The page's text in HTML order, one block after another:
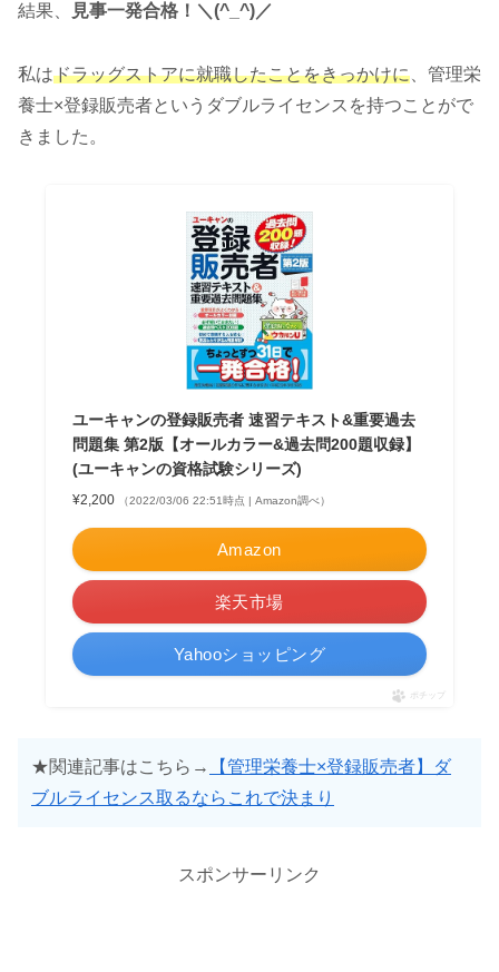
結果、 見事一発合格！＼(^_^)／
私はドラッグストアに就職したことをきっかけに 、管理栄
養士×登録販売者というダブルライセンスを持つことがで
きました。
ユーキャンの登録販売者 速習テキスト&重要過去
問題集 第2版【オールカラー&過去問200題収録】
(ユーキャンの資格試験シリーズ)
¥2,200 （2022/03/06 22:51時点 | Amazon調べ）
Amazon
楽天市場
Yahooショッピング
ポチップ
★関連記事はこちら→
【管理栄養士×登録販売者】ダ
ブルライセンス取るならこれで決まり
スポンサーリンク